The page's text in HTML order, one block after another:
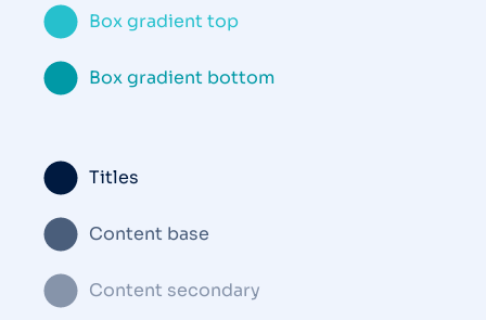
Box gradient top
Box gradient bottom
Titles
Content base
Content secondary